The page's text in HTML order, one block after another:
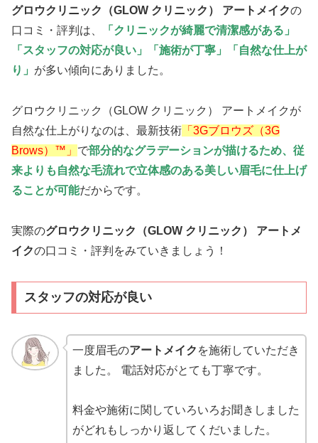
グロウクリニック（GLOW クリニック） アートメイクの
口コミ・評判は、
「クリニックが綺麗で清潔感がある」
「スタッフの対応が良い」「施術が丁寧」「自然な仕上が
り」 が多い傾向にありました。
グロウクリニック（GLOW クリニック） アートメイクが
自然な仕上がりなのは、最新技術 「3Gブロウズ（3G
Brows）™」 で部分的なグラデーションが描けるため、従
来よりも自然な毛流れで立体感のある美しい眉毛に仕上げ
ることが可能だからです。
実際のグロウクリニック（GLOW クリニック） アートメ
イクの口コミ・評判をみていきましょう！
スタッフの対応が良い
一度眉毛のアートメイク を施術していただき
ました。 電話対応がとても丁寧です。
料金や施術に関していろいろお聞きしました
がどれもしっかり返してくだいました。